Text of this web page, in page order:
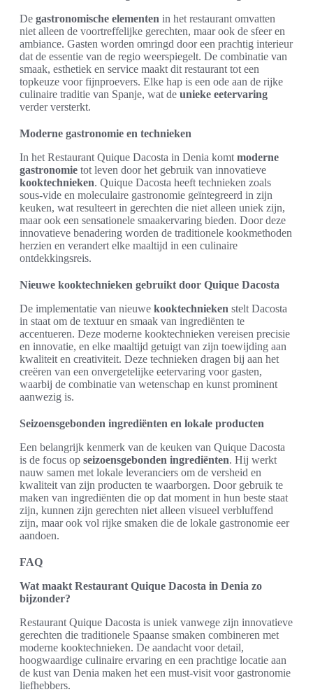
De gastronomische elementen in het restaurant omvatten
niet alleen de voortreffelijke gerechten, maar ook de sfeer en
ambiance. Gasten worden omringd door een prachtig interieur
dat de essentie van de regio weerspiegelt. De combinatie van
smaak, esthetiek en service maakt dit restaurant tot een
topkeuze voor fijnproevers. Elke hap is een ode aan de rijke
culinaire traditie van Spanje, wat de unieke eetervaring
verder versterkt.
Moderne gastronomie en technieken
In het Restaurant Quique Dacosta in Denia komt moderne
gastronomie tot leven door het gebruik van innovatieve
kooktechnieken. Quique Dacosta heeft technieken zoals
sous-vide en moleculaire gastronomie geïntegreerd in zijn
keuken, wat resulteert in gerechten die niet alleen uniek zijn,
maar ook een sensationele smaakervaring bieden. Door deze
innovatieve benadering worden de traditionele kookmethoden
herzien en verandert elke maaltijd in een culinaire
ontdekkingsreis.
Nieuwe kooktechnieken gebruikt door Quique Dacosta
De implementatie van nieuwe kooktechnieken stelt Dacosta
in staat om de textuur en smaak van ingrediënten te
accentueren. Deze moderne kooktechnieken vereisen precisie
en innovatie, en elke maaltijd getuigt van zijn toewijding aan
kwaliteit en creativiteit. Deze technieken dragen bij aan het
creëren van een onvergetelijke eetervaring voor gasten,
waarbij de combinatie van wetenschap en kunst prominent
aanwezig is.
Seizoensgebonden ingrediënten en lokale producten
Een belangrijk kenmerk van de keuken van Quique Dacosta
is de focus op seizoensgebonden ingrediënten. Hij werkt
nauw samen met lokale leveranciers om de versheid en
kwaliteit van zijn producten te waarborgen. Door gebruik te
maken van ingrediënten die op dat moment in hun beste staat
zijn, kunnen zijn gerechten niet alleen visueel verbluffend
zijn, maar ook vol rijke smaken die de lokale gastronomie eer
aandoen.
FAQ
Wat maakt Restaurant Quique Dacosta in Denia zo
bijzonder?
Restaurant Quique Dacosta is uniek vanwege zijn innovatieve
gerechten die traditionele Spaanse smaken combineren met
moderne kooktechnieken. De aandacht voor detail,
hoogwaardige culinaire ervaring en een prachtige locatie aan
de kust van Denia maken het een must-visit voor gastronomie
liefhebbers.